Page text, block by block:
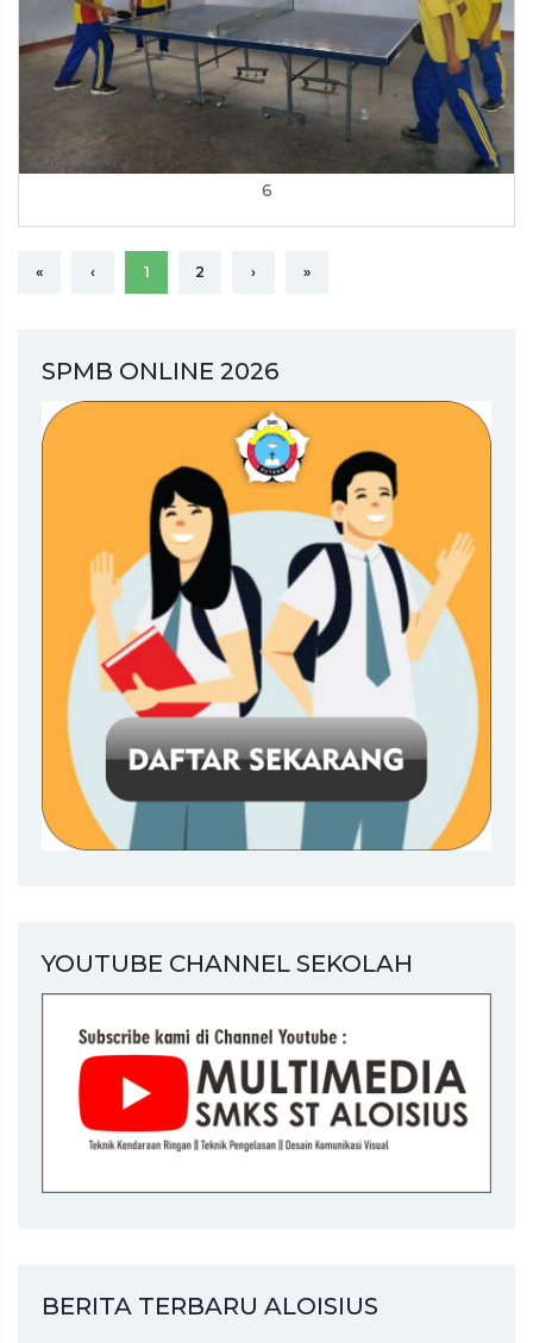
6
« ‹ 1 2 › »
SPMB ONLINE 2026
YOUTUBE CHANNEL SEKOLAH
BERITA TERBARU ALOISIUS